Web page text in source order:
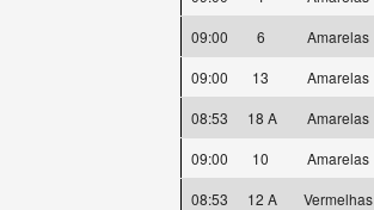
09:00
6 Amarelas
09:00
13 Amarelas
08:53
18 A Amarelas
09:00
10 Amarelas
08:53
12 A Vermelhas